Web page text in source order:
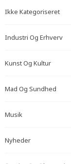
Ikke Kategoriseret
Industri Og Erhverv
Kunst Og Kultur
Mad Og Sundhed
Musik
Nyheder